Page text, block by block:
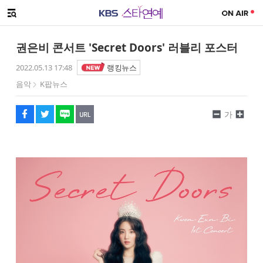
메뉴 열기
권은비 콘서트 'Secret Doors' 러블리 포스터
2022.05.13 17:48
랭킹뉴스
음악
K팝뉴스
페이스북
트위터
네이버
URL복사
글씨 작게보기
가
글씨 크게보기